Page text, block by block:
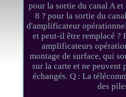
pour la sortie du canal A
8 ? pour la sortie du
d'amplificateur
et peut-il être remplacé ?
amplificateurs
montage de surface, qui
sur la carte et ne peuvent
échangés. Q : La
des